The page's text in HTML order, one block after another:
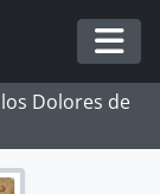
Dolores de